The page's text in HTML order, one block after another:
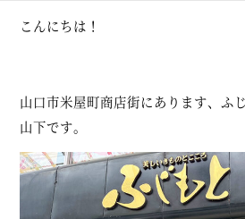
こんにちは！
山口市米屋町商店街にあります、ふ
山下です。